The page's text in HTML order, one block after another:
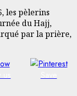
les pèlerins
du Hajj,
par la prière,